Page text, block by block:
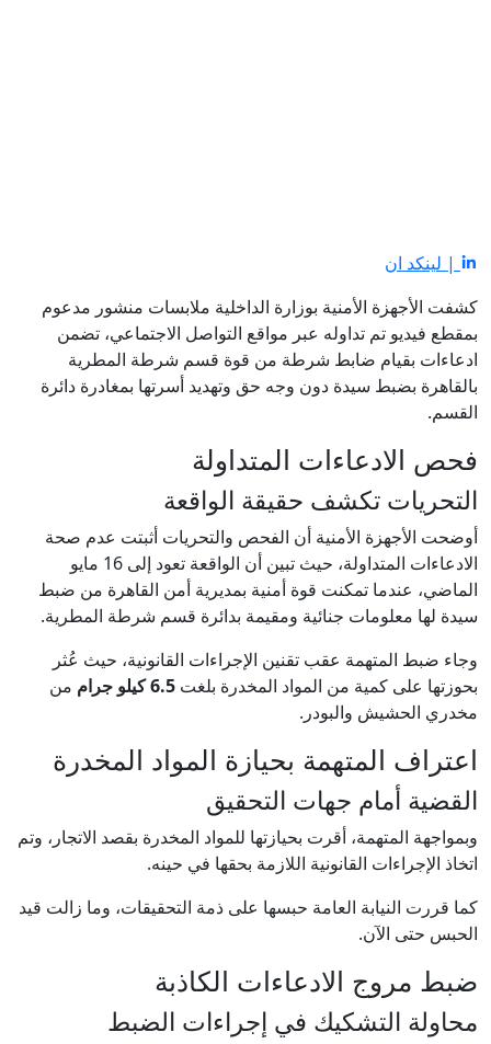
| لينكد ان
كشفت الأجهزة الأمنية بوزارة الداخلية ملابسات منشور مدعوم
بمقطع فيديو تم تداوله عبر مواقع التواصل الاجتماعي، تضمن
ادعاءات بقيام ضابط شرطة من قوة قسم شرطة المطرية
بالقاهرة بضبط سيدة دون وجه حق وتهديد أسرتها بمغادرة دائرة
القسم.
فحص الادعاءات المتداولة
التحريات تكشف حقيقة الواقعة
أوضحت الأجهزة الأمنية أن الفحص والتحريات أثبتت عدم صحة
الادعاءات المتداولة، حيث تبين أن الواقعة تعود إلى 16 مايو
الماضي، عندما تمكنت قوة أمنية بمديرية أمن القاهرة من ضبط
سيدة لها معلومات جنائية ومقيمة بدائرة قسم شرطة المطرية.
وجاء ضبط المتهمة عقب تقنين الإجراءات القانونية، حيث عُثر
بحوزتها على كمية من المواد المخدرة بلغت 6.5 كيلو جرام
من
مخدري الحشيش والبودر.
اعتراف المتهمة بحيازة المواد المخدرة
القضية أمام جهات التحقيق
وبمواجهة المتهمة، أقرت بحيازتها للمواد المخدرة بقصد الاتجار، وتم
اتخاذ الإجراءات القانونية اللازمة بحقها في حينه.
كما قررت النيابة العامة حبسها على ذمة التحقيقات، وما زالت قيد
الحبس حتى الآن.
ضبط مروج الادعاءات الكاذبة
محاولة التشكيك في إجراءات الضبط